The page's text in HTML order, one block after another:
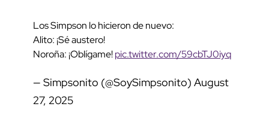
Los Simpson lo hicieron de nuevo:
Alito: ¡Sé austero!
Noroña: ¡Oblígame!pic.twitter.com/59cbTJ0iyq
— Simpsonito (@SoySimpsonito) August
27, 2025